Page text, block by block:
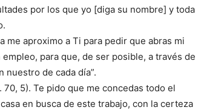
por los que yo [diga su nombre] y toda
me aproximo a Ti para pedir que abras mi
para que, de ser posible, a través de
nuestro de cada día”.
5). Te pido que me concedas todo el
en busca de este trabajo, con la certeza